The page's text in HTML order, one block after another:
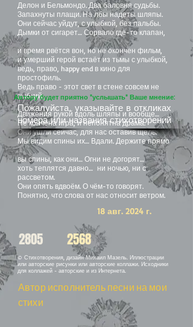
Делон и Бельмондо. Два баловня судьбы.
Запахнуты плащи. На лбы надеты шляпы.
Они сейчас уйдут, с улыбкой, без пальбы.
Дымки от сигарет… Сорвало где-то клапан,
и время рвётся вон, но не окончен фильм,
и умерший герой встаёт из тьмы с улыбкой,
ведь, право, happy end в кино для
простофиль.
Ведь право - этот свет в стене совсем не
зыбкий.
Движения рукой вдоль шляпы и вообще…
Не кончена игра, и непонятна драма.
Они ушли сейчас, для нас оставив щель.
Мы видим спины их… Вдали. Держите прямо
вы спины, как они… Огни не догорят…
хоть теплятся давно… ни ночью, ни с
рассветом.
Они опять вдвоём. О чём-то говорят.
Понятно, что слова от нас относит ветром.
18 авг. 2024 г.
2805 2568
© Стихотворения, дизайн Михаил Мазель. Иллюстрации
или авторские рисунки или авторские коллажи. Исходники
для коллажей - авторские и из Интернета.
Автор исполнитель песни на мои
стихи
Автору будет приятно "услышать" Ваше мнение:
Пожалуйста, указывайте в откликах
номера или названия стихотворений